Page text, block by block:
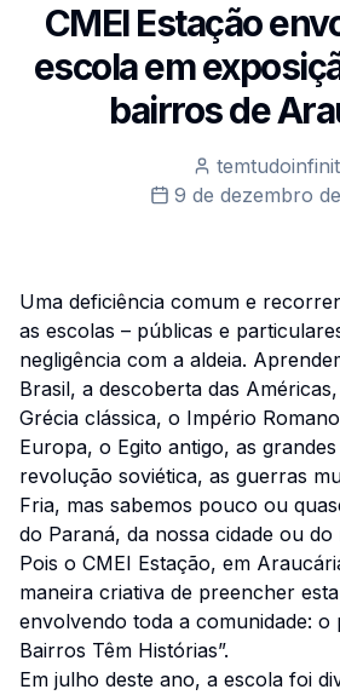
CMEI Estação
escola em
bairros de
9 de dezembro
Uma deficiência comum e
as escolas – públicas e
negligência com a aldeia.
Brasil, a descoberta das
Grécia clássica, o Império
Europa, o Egito antigo, as
revolução soviética, as guerras
Fria, mas sabemos pouco ou
do Paraná, da nossa cidade ou
Pois o CMEI Estação, em
maneira criativa de preencher
envolvendo toda a comunidade: o
Bairros Têm Histórias”.
Em julho deste ano, a escola foi